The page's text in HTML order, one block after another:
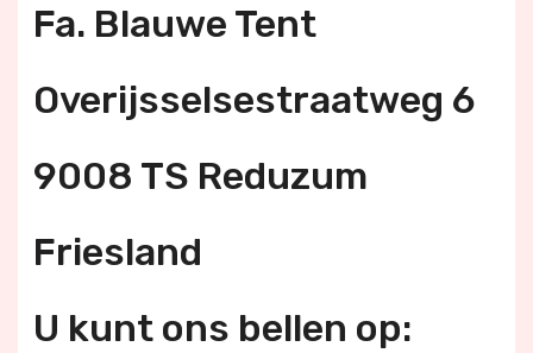
Fa. Blauwe Tent
Overijsselsestraatweg 6
9008 TS Reduzum
Friesland
U kunt ons bellen op: